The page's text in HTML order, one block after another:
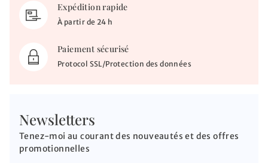
Expédition rapide
À partir de 24 h
Paiement sécurisé
Protocol SSL/Protection des données
Newsletters
Tenez-moi au courant des nouveautés et des offres
promotionnelles